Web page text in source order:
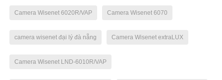
Camera Wisenet 6020R/VAP Camera Wisenet 6070
camera wisenet đại lý đà nẵng Camera Wisenet extraLUX
Camera Wisenet LND-6010R/VAP